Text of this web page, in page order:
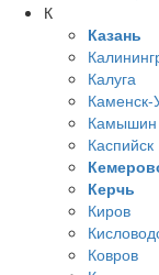
К
Казань
Калуга
Каменск-
Камышин
Каспийск
Керчь
Киров
Ковров